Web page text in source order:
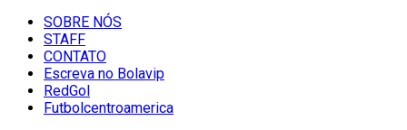
SOBRE NÓS
STAFF
CONTATO
Escreva no Bolavip
RedGol
Futbolcentroamerica